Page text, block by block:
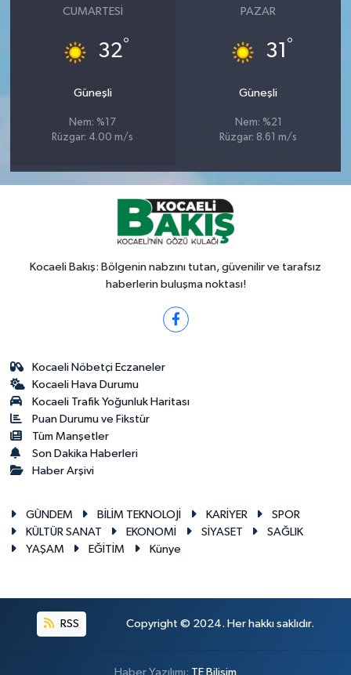
CUMARTESI
32°
Güneşli
Nem: %17
Rüzgar: 4.00 m/s
PAZAR
31 °
Güneşli
Nem: %21
Rüzgar: 8.61 m/s
Kocaeli Bakış: Bölgenin nabzını tutan, güvenilir ve tarafsız
haberlerin buluşma noktası!
Kocaeli Nöbetçi Eczaneler
Kocaeli Hava Durumu
Kocaeli Trafik Yoğunluk Haritası
Puan Durumu ve Fikstür
Tüm Manşetler
Son Dakika Haberleri
Haber Arşivi
GÜNDEM BİLİM TEKNOLOJİ KARİYER
SPOR
KÜLTÜR SANAT
EKONOMİ SİYASET
SAĞLIK
YAŞAM
EĞİTİM Künye
RSS Copyright © 2024. Her hakkı saklıdır.
Haber Yazılımı: TE Bilişim